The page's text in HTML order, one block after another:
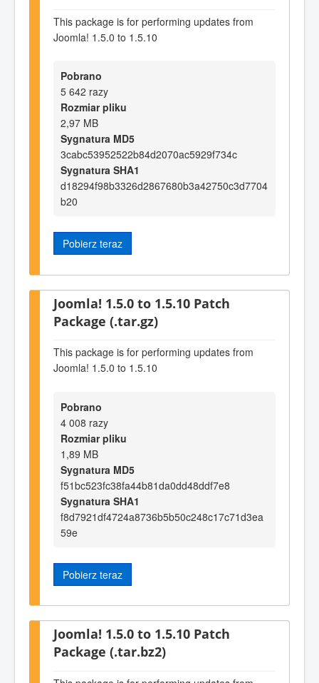
This package is for performing updates from
Joomla! 1.5.0 to 1.5.10
Pobrano
5 642 razy
Rozmiar pliku
2,97 MB
Sygnatura MD5
3cabc53952522b84d2070ac5929f734c
Sygnatura SHA1
d18294f98b3326d2867680b3a42750c3d7704
b20
Pobierz teraz
Joomla! 1.5.0 to 1.5.10 Patch
Package (.tar.gz)
This package is for performing updates from
Joomla! 1.5.0 to 1.5.10
Pobrano
4 008 razy
Rozmiar pliku
1,89 MB
Sygnatura MD5
f51bc523fc38fa44b81da0dd48ddf7e8
Sygnatura SHA1
f8d7921df4724a8736b5b50c248c17c71d3ea
59e
Pobierz teraz
Joomla! 1.5.0 to 1.5.10 Patch
Package (.tar.bz2)